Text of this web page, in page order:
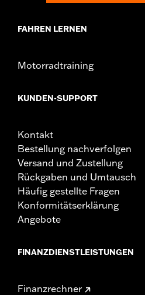
FAHREN LERNEN
Motorradtraining
KUNDEN-SUPPORT
Kontakt
Bestellung nachverfolgen
Versand und Zustellung
Rückgaben und Umtausch
Häufig gestellte Fragen
Konformitätserklärung
Angebote
FINANZDIENSTLEISTUNGEN
Finanzrechner